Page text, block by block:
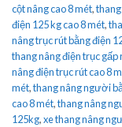
cột nâng cao 8 mét,
điện 125 kg cao 8 mét,
nâng trục rút bằng điện
thang nâng điện trục gấp
nâng điện trục rút cao 8
mét,thang nâng người
cao 8 mét,thang nâng
125kg,xe thang nâng